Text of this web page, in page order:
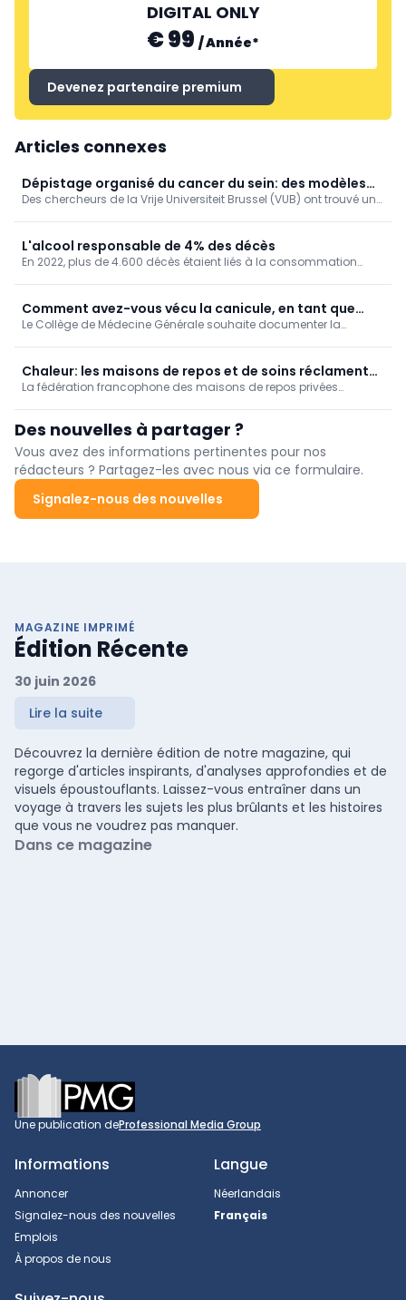
DIGITAL ONLY
€ 99 /Année*
Devenez partenaire premium
Articles connexes
Dépistage organisé du cancer du sein: des modèles
de simulation encore plus fiables (VUB)
Des chercheurs de la Vrije Universiteit Brussel (VUB) ont trouvé un
L'alcool responsable de 4% des décès
En 2022, plus de 4.600 décès étaient liés à la consommation
Bruxelles-Capitale.
Comment avez-vous vécu la canicule, en tant que
médecin généraliste? [Enquête]
Le Collège de Médecine Générale souhaite documenter la
Chaleur: les maisons de repos et de soins réclament
une vision à long terme
La fédération francophone des maisons de repos privées
conformer.
Des nouvelles à partager ?
Vous avez des informations pertinentes pour nos
rédacteurs ? Partagez-les avec nous via ce formulaire.
Signalez-nous des nouvelles
MAGAZINE IMPRIMÉ
Édition Récente
30 juin 2026
Lire la suite
Découvrez la dernière édition de notre magazine, qui
regorge d'articles inspirants, d'analyses approfondies et de
visuels époustouflants. Laissez-vous entraîner dans un
voyage à travers les sujets les plus brûlants et les histoires
que vous ne voudrez pas manquer.
Dans ce magazine
Footer
Une publication deProfessional Media Group
Informations
Annoncer
Signalez-nous des nouvelles
Emplois
À propos de nous
Langue
Néerlandais
Français